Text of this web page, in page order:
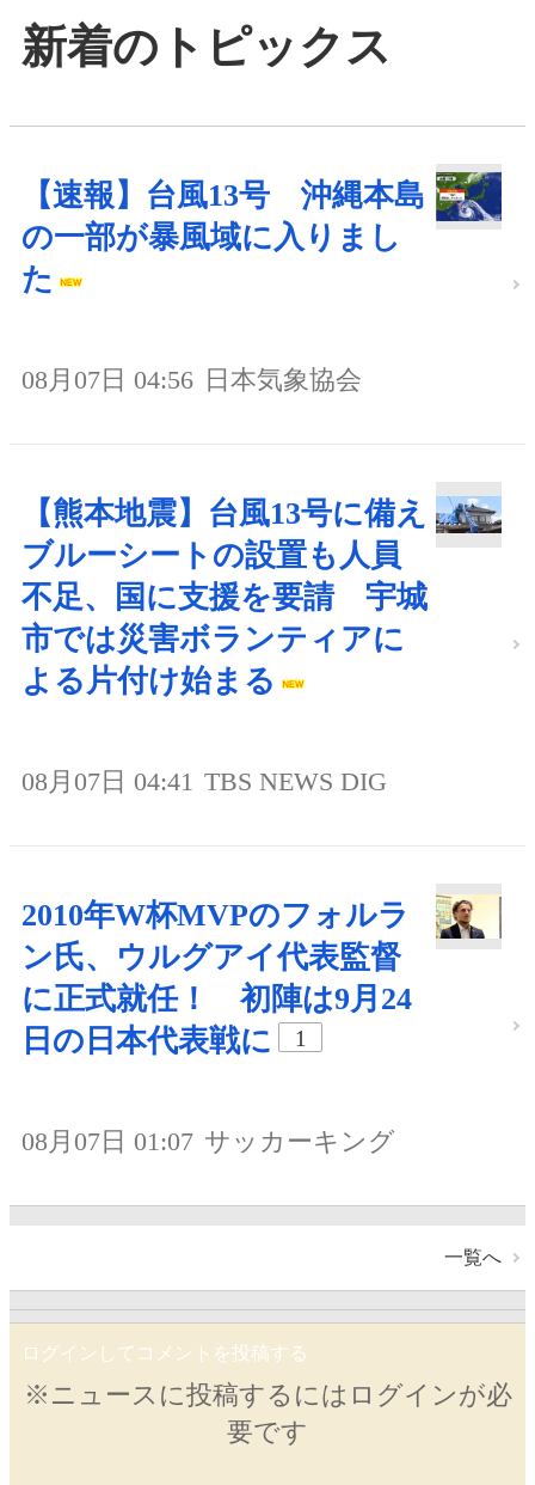
新着のトピックス
【速報】台風13号 沖縄本島
の一部が暴風域に入りまし
た
08月07日 04:56 日本気象協会
【熊本地震】台風13号に備え
ブルーシートの設置も人員
不足、国に支援を要請 宇城
市では災害ボランティアに
よる片付け始まる
08月07日 04:41 TBS NEWS DIG
2010年W杯MVPのフォルラ
ン氏、ウルグアイ代表監督
に正式就任！ 初陣は9月24
日の日本代表戦に
1
08月07日 01:07 サッカーキング
一覧へ
ログインしてコメントを投稿する
※ニュースに投稿するにはログインが必
要です